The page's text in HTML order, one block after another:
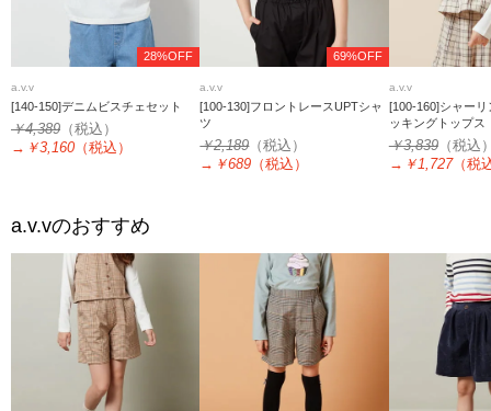
28%OFF
a.v.v
[140-150]デニムビスチェセット
￥4,389 （税込）
→ ￥3,160 （税込）
69%OFF
a.v.v
[100-130]フロントレースUPTシャ
ツ
￥2,189（税込）
→ ￥689 （税込）
a.v.v
[100-160]シャー
ッキングトップス
￥3,839（税込
→ ￥1,727（税
a.v.vのおすすめ